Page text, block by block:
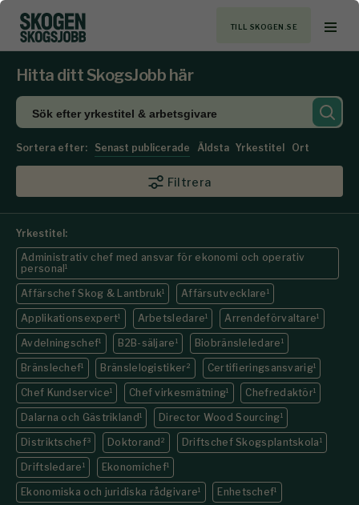
TILL SKOGEN.SE
Hitta ditt SkogsJobb här
Sortera efter: Senast publicerade Äldsta Yrkestitel Ort
Filtrera
Yrkestitel:
Administrativ chef med ansvar för ekonomi och operativ
personal1
Affärschef Skog & Lantbruk1 Affärsutvecklare 1
Applikationsexpert1 Arbetsledare1 Arrendeförvaltare1
Avdelningschef1 B2B-säljare 1 Biobränsleledare 1
Bränslechef1 Bränslelogistiker2 Certifieringsansvarig1
Chef Kundservice1 Chef virkesmätning1 Chefredaktör1
Dalarna och Gästrikland 1 Director Wood Sourcing1
Distriktschef3 Doktorand 2 Driftschef Skogsplantskola 1
Driftsledare 1 Ekonomichef1
Ekonomiska och juridiska rådgivare1 Enhetschef1